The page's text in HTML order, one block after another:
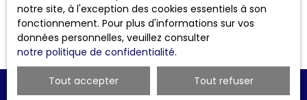
dans cette démarche.
notre site, à l'exception des cookies essentiels à son
fonctionnement. Pour plus d'informations sur vos
données personnelles, veuillez consulter
notre politique de confidentialité.
Tout accepter Tout refuser